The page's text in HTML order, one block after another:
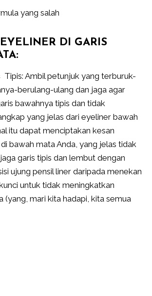
yang salah
DI GARIS
Tipis: Ambil petunjuk yang terburuk-
berulang-ulang dan jaga agar
bawahnya tipis dan tidak
yang jelas dari eyeliner bawah
itu dapat menciptakan kesan
bawah mata Anda, yang jelas tidak
garis tipis dan lembut dengan
ujung pensil liner daripada menekan
untuk tidak meningkatkan
(yang, mari kita hadapi, kita semua